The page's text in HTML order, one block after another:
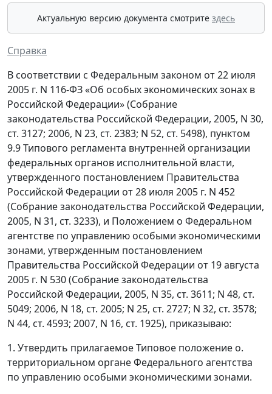
Актуальную версию документа смотрите здесь
Справка
В соответствии с Федеральным законом от 22 июля
2005 г. N 116-ФЗ «Об особых экономических зонах в
Российской Федерации» (Собрание
законодательства Российской Федерации, 2005, N 30,
ст. 3127; 2006, N 23, ст. 2383; N 52, ст. 5498), пунктом
9.9 Типового регламента внутренней организации
федеральных органов исполнительной власти,
утвержденного постановлением Правительства
Российской Федерации от 28 июля 2005 г. N 452
(Собрание законодательства Российской Федерации,
2005, N 31, ст. 3233), и Положением о Федеральном
агентстве по управлению особыми экономическими
зонами, утвержденным постановлением
Правительства Российской Федерации от 19 августа
2005 г. N 530 (Собрание законодательства
Российской Федерации, 2005, N 35, ст. 3611; N 48, ст.
5049; 2006, N 18, ст. 2005; N 25, ст. 2727; N 32, ст. 3578;
N 44, ст. 4593; 2007, N 16, ст. 1925), приказываю:
1. Утвердить прилагаемое Типовое положение о.
территориальном органе Федерального агентства
по управлению особыми экономическими зонами.